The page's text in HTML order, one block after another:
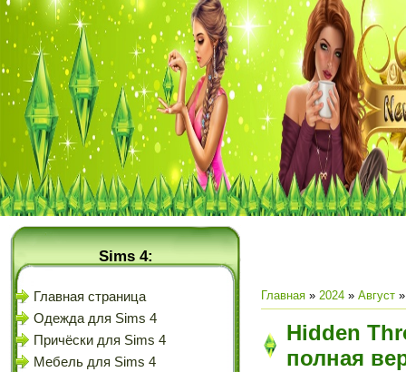
Sims 4:
Главная страница
Одежда для Sims 4
Причёски для Sims 4
Мебель для Sims 4
Главная » 2024 » Август »
Hidden
полная